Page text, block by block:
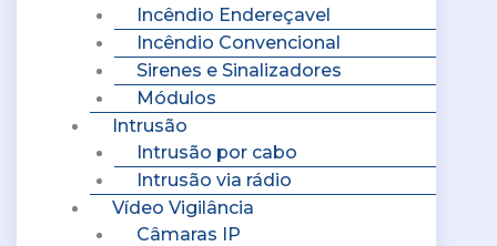
Incêndio Endereçavel
Incêndio Convencional
Sirenes e Sinalizadores
Módulos
Intrusão
Intrusão por cabo
Intrusão via rádio
Vídeo Vigilância
Câmaras IP